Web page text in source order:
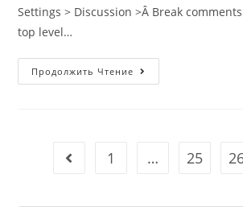
Settings > Discussion >Â Break
top level…
Продолжить Чтение Template:
Comments
Go to the previous page
1 … 25